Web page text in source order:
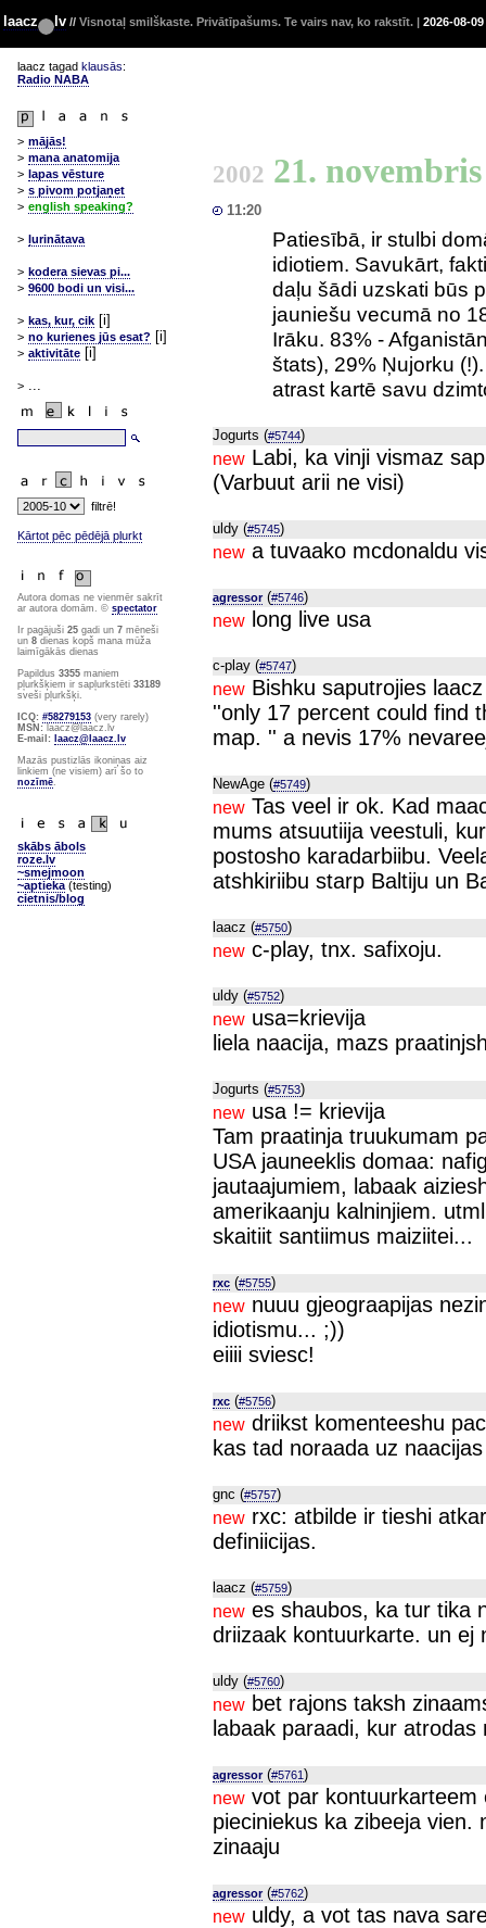
laacz lv // Visnotaļ smilškaste. Privātīpašums. Te vairs nav, ko rakstīt. | 2026-08-
laacz tagad klausās:
Radio NABA
> mājās!
> mana anatomija
> lapas vēsture
> s pivom potjaņet
> english speaking?
> ļurinātava
> kodera sievas pi...
> 9600 bodi un visi...
> kas, kur, cik [i]
> no kurienes jūs esat? [i]
> aktivitāte [i]
> ...
Kārtot pēc pēdējā pļurkt
Autora domas ne vienmēr sakrīt
ar autora domām. © spectator
Ir pagājuši 25 gadi un 7 mēneši
un 8 dienas kopš mana mūža
laimīgākās dienas
Papildus 3355 maniem
pļurkšķiem ir sapļurkstēti 33189
sveši pļurkšķi.
ICQ: #58279153 (very rarely)
MSN: laacz@laacz.lv
E-mail:
laacz@laacz.lv
Mazās pustizlās ikoniņas aiz
linkiem (ne visiem) arī šo to
nozīmē.
skābs ābols
roze.lv
~smejmoon
~aptieka (testing)
cietnis/blog
2002 21.
11:20
Patiesībā, ir stulbi
idiotiem. Savukārt,
daļu šādi uzskati būs
jauniešu vecumā no
Irāku. 83% -
štats), 29% Ņujorku
atrast kartē savu
Jogurts (#5744)
new Labi, ka vinji vismaz
(Varbuut arii ne visi)
uldy (#5745)
new a tuvaako mcdonaldu
agressor(#5746)
new long live usa
c-play (#5747)
new Bishku saputrojies laacz
''only 17 percent could find
map. '' a nevis 17%
NewAge (#5749)
new Tas veel ir ok. Kad
mums atsuutiija veestuli,
postosho karadarbiibu.
atshkiriibu starp Baltiju un
laacz (#5750)
new c-play, tnx. safixoju.
uldy (#5752)
new usa=krievija
liela naacija, mazs
Jogurts (#5753)
new usa != krievija
Tam praatinja truukumam
USA jauneeklis domaa:
jautaajumiem, labaak
amerikaanju kalninjiem.
skaitiit santiimus maiziitei...
rxc (#5755)
new nuuu gjeograapijas
idiotismu... ;))
eiiii sviesc!
rxc (#5756)
new driikst komenteeshu
kas tad noraada uz
gnc (#5757)
new rxc: atbilde ir tieshi
definiicijas.
laacz (#5759)
new es shaubos, ka tur tika
driizaak kontuurkarte. un ej
uldy (#5760)
new bet rajons taksh
labaak paraadi, kur
agressor(#5761)
new vot par kontuurkarteem
pieciniekus ka zibeeja vien.
zinaaju
agressor(#5762)
new uldy, a vot tas nava